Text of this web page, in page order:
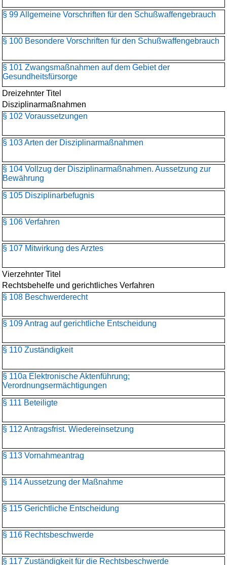
§ 99 Allgemeine Vorschriften für den Schußwaffengebrauch
§ 100 Besondere Vorschriften für den Schußwaffengebrauch
§ 101 Zwangsmaßnahmen auf dem Gebiet der
Gesundheitsfürsorge
Dreizehnter Titel
Disziplinarmaßnahmen
§ 102 Voraussetzungen
§ 103 Arten der Disziplinarmaßnahmen
§ 104 Vollzug der Disziplinarmaßnahmen. Aussetzung zur
Bewährung
§ 105 Disziplinarbefugnis
§ 106 Verfahren
§ 107 Mitwirkung des Arztes
Vierzehnter Titel
Rechtsbehelfe und gerichtliches Verfahren
§ 108 Beschwerderecht
§ 109 Antrag auf gerichtliche Entscheidung
§ 110 Zuständigkeit
§ 110a Elektronische Aktenführung;
Verordnungsermächtigungen
§ 111 Beteiligte
§ 112 Antragsfrist. Wiedereinsetzung
§ 113 Vornahmeantrag
§ 114 Aussetzung der Maßnahme
§ 115 Gerichtliche Entscheidung
§ 116 Rechtsbeschwerde
§ 117 Zuständigkeit für die Rechtsbeschwerde